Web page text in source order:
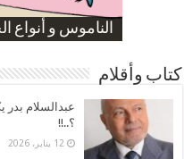
الناموس و أنواع
الموظفين بعد
ارتفاع نسبة
صورة كاركاتيرية
صورة كاركاتيرية
كتاب وأقلام
عبدالسلام
؟..!!
12 يناير، 2026